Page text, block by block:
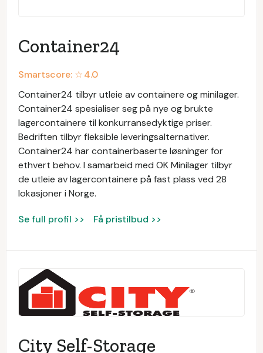
Container24
Smartscore: ☆4.0
Container24 tilbyr utleie av containere og minilager.
Container24 spesialiser seg på nye og brukte
lagercontainere til konkurransedyktige priser.
Bedriften tilbyr fleksible leveringsalternativer.
Container24 har containerbaserte løsninger for
ethvert behov. I samarbeid med OK Minilager tilbyr
de utleie av lagercontainere på fast plass ved 28
lokasjoner i Norge.
Se full profil >> Få pristilbud >>
City Self-Storage